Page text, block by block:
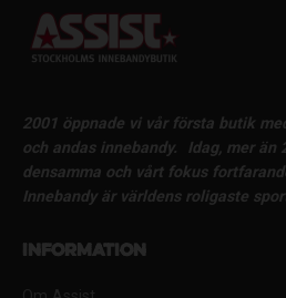
2001 öppnade vi vår första butik
och andas innebandy.
Idag, mer än
densamma och vårt fokus
Innebandy är världens roligaste
Information